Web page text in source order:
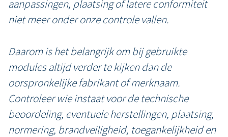
aanpassingen, plaatsing of latere conformiteit
niet meer onder onze controle vallen.
Daarom is het belangrijk om bij gebruikte
modules altijd verder te kijken dan de
oorspronkelijke fabrikant of merknaam.
Controleer wie instaat voor de technische
beoordeling, eventuele herstellingen, plaatsing,
normering, brandveiligheid, toegankelijkheid en